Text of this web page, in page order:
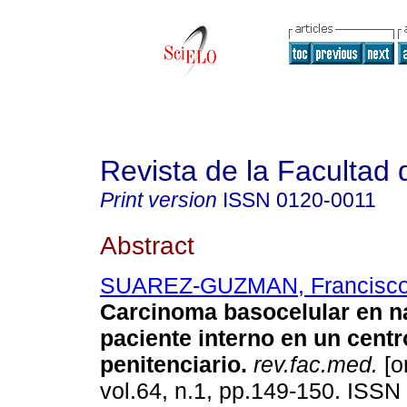
Revista de la Facultad
Print version ISSN 0120-0011
Abstract
SUAREZ-GUZMAN,
Carcinoma basocelular en
paciente interno en un
penitenciario. rev.fac.med.
vol.64, n.1, pp.149-150.